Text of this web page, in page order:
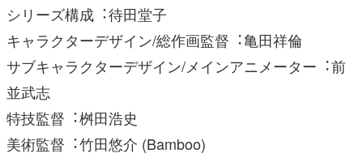
シリーズ構成︓待⽥堂⼦
キャラクターデザイン/総作画監督︓⻲⽥祥倫
サブキャラクターデザイン/メインアニメーター︓前
並武志
特技監督︓桝⽥浩史
美術監督︓⽵⽥悠介 (Bamboo)